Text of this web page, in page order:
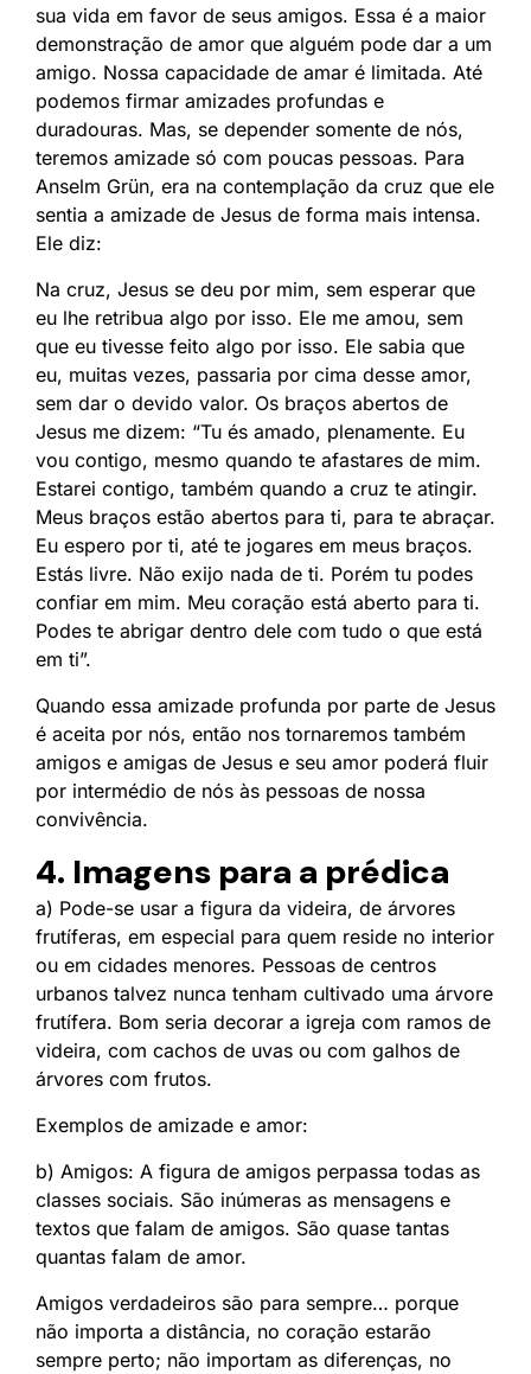
sua vida em favor de seus amigos. Essa é a maior
demonstração de amor que alguém pode dar a um
amigo. Nossa capacidade de amar é limitada. Até
podemos firmar amizades profundas e
duradouras. Mas, se depender somente de nós,
teremos amizade só com poucas pessoas. Para
Anselm Grün, era na contemplação da cruz que ele
sentia a amizade de Jesus de forma mais intensa.
Ele diz:
Na cruz, Jesus se deu por mim, sem esperar que
eu lhe retribua algo por isso. Ele me amou, sem
que eu tivesse feito algo por isso. Ele sabia que
eu, muitas vezes, passaria por cima desse amor,
sem dar o devido valor. Os braços abertos de
Jesus me dizem: “Tu és amado, plenamente. Eu
vou contigo, mesmo quando te afastares de mim.
Estarei contigo, também quando a cruz te atingir.
Meus braços estão abertos para ti, para te abraçar.
Eu espero por ti, até te jogares em meus braços.
Estás livre. Não exijo nada de ti. Porém tu podes
confiar em mim. Meu coração está aberto para ti.
Podes te abrigar dentro dele com tudo o que está
em ti”.
Quando essa amizade profunda por parte de Jesus
é aceita por nós, então nos tornaremos também
amigos e amigas de Jesus e seu amor poderá fluir
por intermédio de nós às pessoas de nossa
convivência.
4. Imagens para a prédica
a) Pode-se usar a figura da videira, de árvores
frutíferas, em especial para quem reside no interior
ou em cidades menores. Pessoas de centros
urbanos talvez nunca tenham cultivado uma árvore
frutífera. Bom seria decorar a igreja com ramos de
videira, com cachos de uvas ou com galhos de
árvores com frutos.
Exemplos de amizade e amor:
b) Amigos: A figura de amigos perpassa todas as
classes sociais. São inúmeras as mensagens e
textos que falam de amigos. São quase tantas
quantas falam de amor.
Amigos verdadeiros são para sempre… porque
não importa a distância, no coração estarão
sempre perto; não importam as diferenças, no